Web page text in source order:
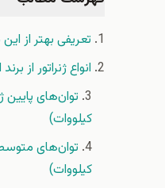
تعریفی بهتر از
انواع ژنراتور از
کیلووات)
کیلووات)